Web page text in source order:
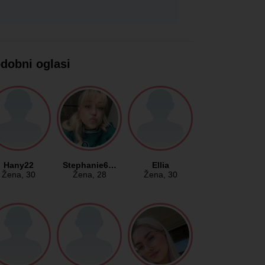
oglasi
Hany22
Žena, 30
Stephanie6…
Žena, 28
Ellia
Žena, 30